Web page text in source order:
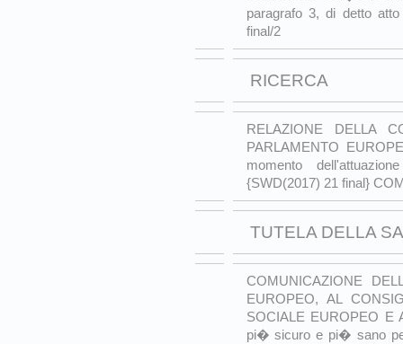
paragrafo 3, di detto
final/2
RICERCA
RELAZIONE DELLA
PARLAMENTO
momento
{SWD(2017) 21 final}
TUTELA DELLA
COMUNICAZIONE
EUROPEO, AL
SOCIALE EUROPEO E
pi� sicuro e pi� sano